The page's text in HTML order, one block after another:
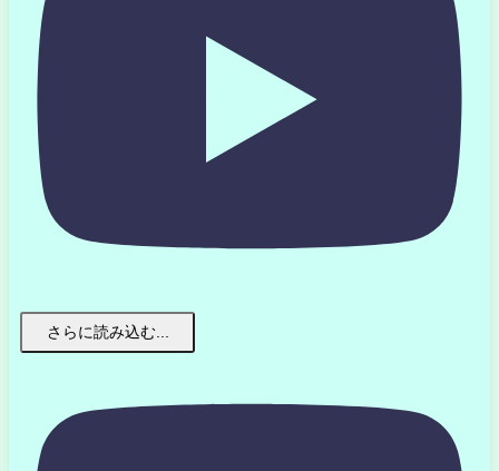
さらに読み込む...